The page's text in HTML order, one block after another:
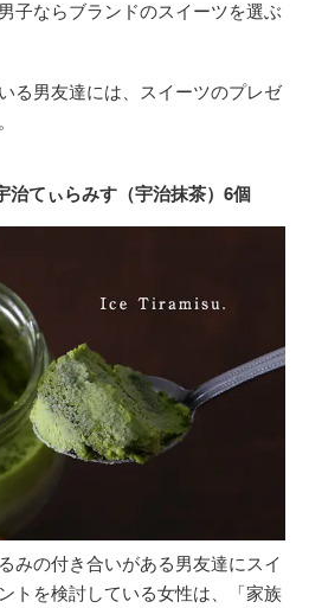
子ならブランドのスイーツを選ぶ
る男友達には、スイーツのプレゼ
治てぃらみす（宇治抹茶）6個
みの付き合いがある男友達にスイ
トを検討している女性は、「家族